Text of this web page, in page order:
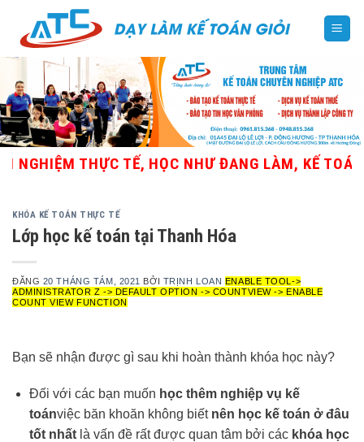
content
THỰC TẾ, HỌC NHƯ ĐANG LÀM, KẾ TOÁN
KHÓA KẾ TOÁN THỰC TẾ
Lớp học kế toán tại Thanh Hóa
ĐĂNG 20 THÁNG TÁM, 2021 BỞI TRỊNH LOAN ENABLE TOOL->
ADMINISTRATOR Z -> DEFAULT OPTION -> COUNTVIEW -> ENABLE
COUNT VIEW FUNCTION
Bạn sẽ nhận được gì sau khi hoàn thành khóa học này?
Đối với các bạn muốn học thêm nghiệp vụ kế
toánviệc băn khoăn không biết nên học kế toán ở đâu
tốt nhấtlà vấn đề rất được quan tâm bởi các khóa học